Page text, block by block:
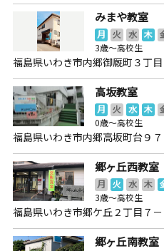
みまや教室
月 火 水 木
3歳～高校生
福島県いわき市内郷御厩町３丁
高坂教室
月 火 水 木
0歳～高校生
福島県いわき市内郷高坂町台９
郷ヶ丘西教室
月 火 水 木
3歳～高校生
福島県いわき市郷ケ丘２丁目７
郷ヶ丘南教室